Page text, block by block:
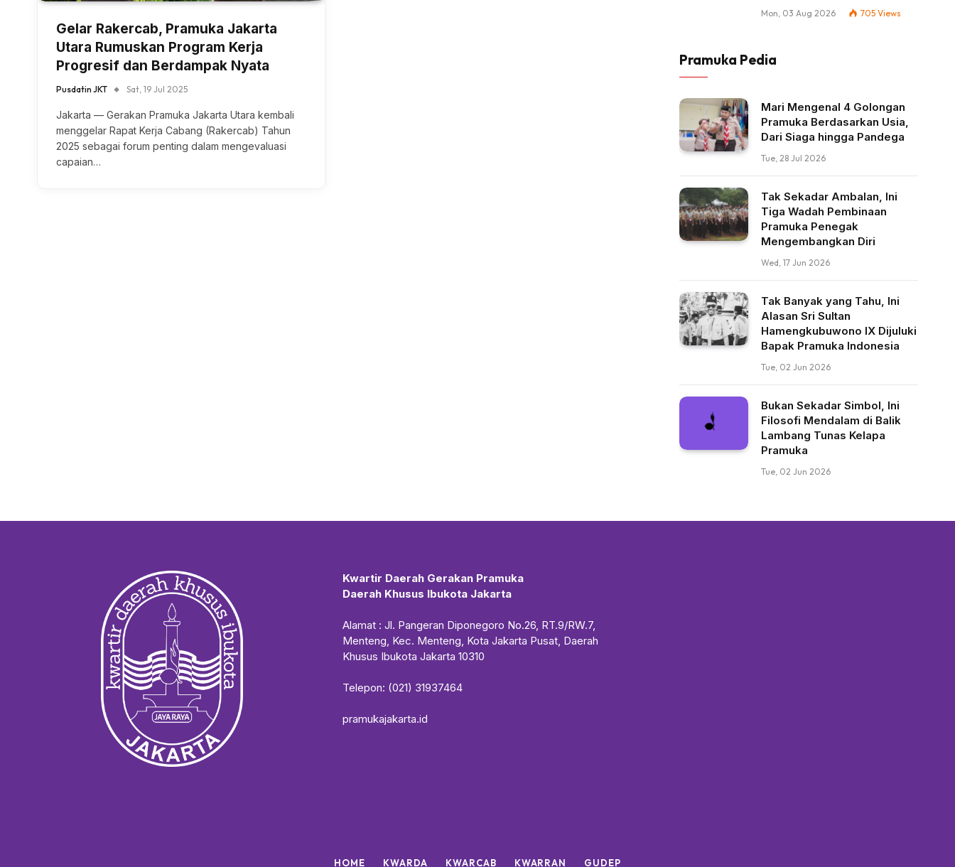
Gelar Rakercab, Pramuka Jakarta
Utara Rumuskan Program Kerja
Progresif dan Berdampak Nyata
Pusdatin JKT Sat, 19 Jul 2025
Jakarta — Gerakan Pramuka Jakarta Utara kembali
menggelar Rapat Kerja Cabang (Rakercab) Tahun
2025 sebagai forum penting dalam mengevaluasi
capaian…
Mon, 03 Aug 2026 705 Views
Pramuka Pedia
Mari Mengenal 4 Golongan
Pramuka Berdasarkan Usia,
Dari Siaga hingga Pandega
Tue, 28 Jul 2026
Tak Sekadar Ambalan, Ini
Tiga Wadah Pembinaan
Pramuka Penegak
Mengembangkan Diri
Wed, 17 Jun 2026
Tak Banyak yang Tahu, Ini
Alasan Sri Sultan
Hamengkubuwono IX Dijuluki
Bapak Pramuka Indonesia
Tue, 02 Jun 2026
Bukan Sekadar Simbol, Ini
Filosofi Mendalam di Balik
Lambang Tunas Kelapa
Pramuka
Tue, 02 Jun 2026
Kwartir Daerah Gerakan Pramuka
Daerah Khusus Ibukota Jakarta
Alamat : Jl. Pangeran Diponegoro No.26, RT.9/RW.7,
Menteng, Kec. Menteng, Kota Jakarta Pusat, Daerah
Khusus Ibukota Jakarta 10310
Telepon: (021) 31937464
pramukajakarta.id
HOME KWARDA KWARCAB KWARRAN GUDEP